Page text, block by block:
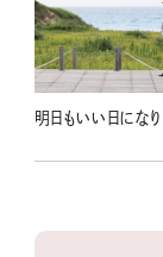
明日もいい日にな